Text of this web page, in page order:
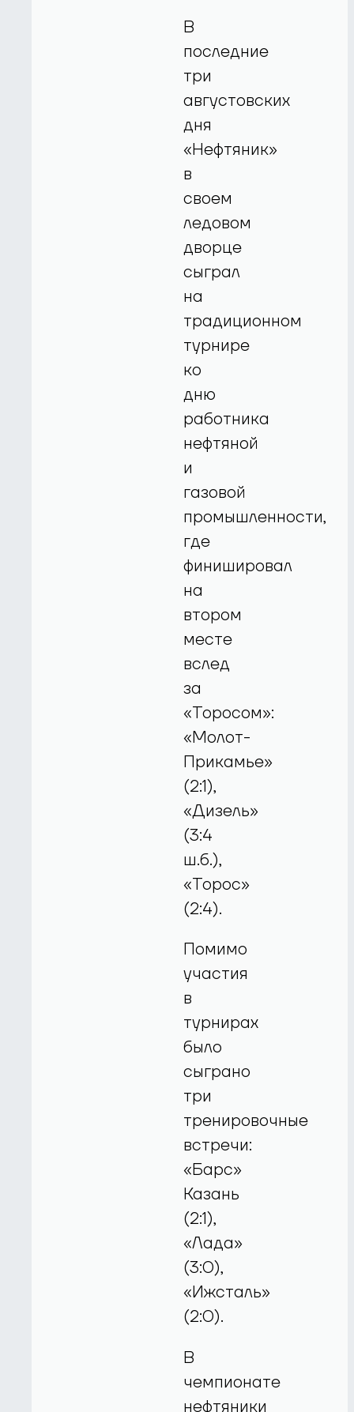
В
последние
три
августовских
дня
«Нефтяник»
в
своем
ледовом
дворце
сыграл
на
традиционном
турнире
ко
дню
работника
нефтяной
и
газовой
промышленности,
где
финишировал
на
втором
месте
вслед
за
«Торосом»:
«Молот-
Прикамье»
(2:1),
«Дизель»
(3:4
ш.б.),
«Торос»
(2:4).
Помимо
участия
в
турнирах
было
сыграно
три
тренировочные
встречи:
«Барс»
Казань
(2:1),
«Лада»
(3:0),
«Ижсталь»
(2:0).
В
чемпионате
нефтяники